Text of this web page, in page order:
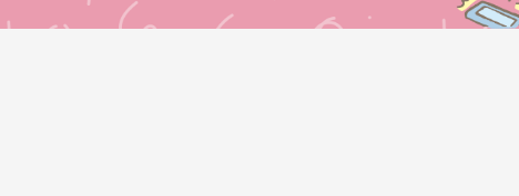
link to https://eliteracy.edu.tw/Shorts/